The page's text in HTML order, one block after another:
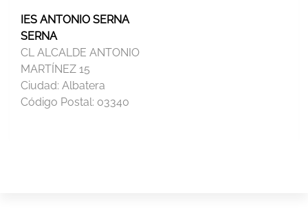
IES ANTONIO SERNA
SERNA
CL ALCALDE ANTONIO
MARTÍNEZ 15
Ciudad: Albatera
Código Postal: 03340